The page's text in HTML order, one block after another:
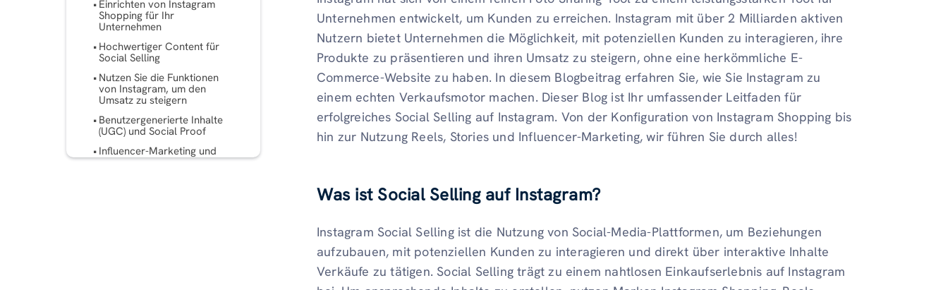
Einrichten von Instagram
Shopping für Ihr
Unternehmen
Hochwertiger Content für
Social Selling
Nutzen Sie die Funktionen
von Instagram, um den
Umsatz zu steigern
Benutzergenerierte Inhalte
(UGC) und Social Proof
Influencer-Marketing und
Partnerschaften für Social
Unternehmen entwickelt, um Kunden zu erreichen. Instagram mit über 2 Milliarden aktiven
Nutzern bietet Unternehmen die Möglichkeit, mit potenziellen Kunden zu interagieren, ihre
Produkte zu präsentieren und ihren Umsatz zu steigern, ohne eine herkömmliche E-
Commerce-Website zu haben. In diesem Blogbeitrag erfahren Sie, wie Sie Instagram zu
einem echten Verkaufsmotor machen. Dieser Blog ist Ihr umfassender Leitfaden für
erfolgreiches Social Selling auf Instagram. Von der Konfiguration von Instagram Shopping bis
hin zur Nutzung Reels, Stories und Influencer-Marketing, wir führen Sie durch alles!
Was ist Social Selling auf Instagram?
Instagram Social Selling ist die Nutzung von Social-Media-Plattformen, um Beziehungen
aufzubauen, mit potenziellen Kunden zu interagieren und direkt über interaktive Inhalte
Verkäufe zu tätigen. Social Selling trägt zu einem nahtlosen Einkaufserlebnis auf Instagram